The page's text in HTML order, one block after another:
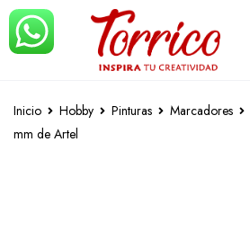
Inicio Hobby Pinturas Marcadores
mm de Artel